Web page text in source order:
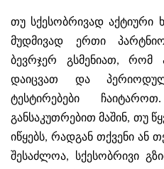
თუ სქესობრივად აქტიური
მუდმივად ერთი
ბევრჯერ გსმენიათ,
დაიცვათ და
ტესტირებები
განსაკუთრებით მაშინ, თუ
იწყებს, რადგან თქვენი ან
შესაძლოა, სქესობრივი